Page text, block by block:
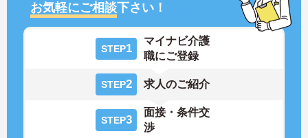
お気軽にご相談下さい！
STEP1
マイナビ介護
職にご登録
STEP2 求人のご紹介
STEP3
面接・条件交
渉